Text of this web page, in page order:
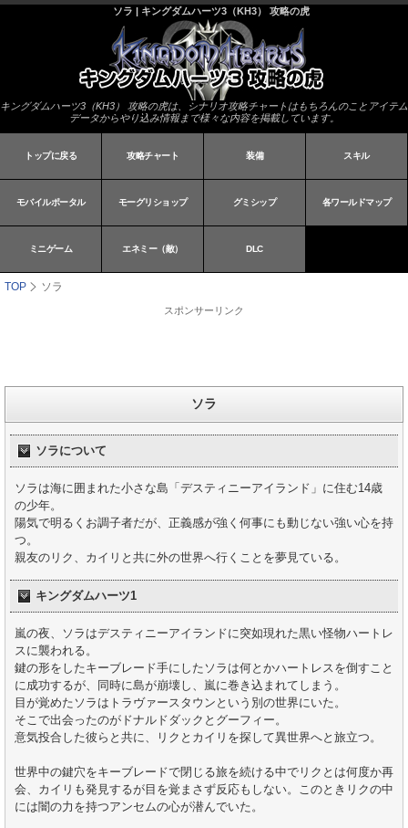
ソラ | キングダムハーツ3（KH3） 攻略の虎
キングダムハーツ3（KH3） 攻略の虎は、シナリオ攻略チャートはもちろんのことアイテム
データからやり込み情報まで様々な内容を掲載しています。
トップに戻る 攻略チャート 装備 スキル
モバイルポータル モーグリショップ グミシップ 各ワールドマップ
ミニゲーム エネミー（敵） DLC
TOP ソラ
スポンサーリンク
ソラ
ソラについて
ソラは海に囲まれた小さな島「デスティニーアイランド」に住む14歳
の少年。
陽気で明るくお調子者だが、正義感が強く何事にも動じない強い心を持
つ。
親友のリク、カイリと共に外の世界へ行くことを夢見ている。
キングダムハーツ1
嵐の夜、ソラはデスティニーアイランドに突如現れた黒い怪物ハートレ
スに襲われる。
鍵の形をしたキーブレード手にしたソラは何とかハートレスを倒すこと
に成功するが、同時に島が崩壊し、嵐に巻き込まれてしまう。
目が覚めたソラはトラヴァースタウンという別の世界にいた。
そこで出会ったのがドナルドダックとグーフィー。
意気投合した彼らと共に、リクとカイリを探して異世界へと旅立つ。
世界中の鍵穴をキーブレードで閉じる旅を続ける中でリクとは何度か再
会、カイリも発見するが目を覚まさず反応もしない。このときリクの中
には闇の力を持つアンセムの心が潜んでいた。